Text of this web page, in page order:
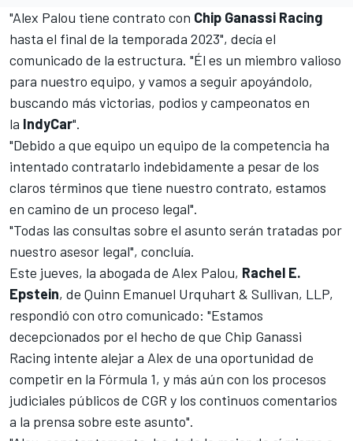
"Alex Palou tiene contrato con Chip Ganassi Racing
hasta el final de la temporada 2023", decía el
comunicado de la estructura. "Él es un miembro valioso
para nuestro equipo, y vamos a seguir apoyándolo,
buscando más victorias, podios y campeonatos en
la IndyCar".
"Debido a que equipo un equipo de la competencia ha
intentado contratarlo indebidamente a pesar de los
claros términos que tiene nuestro contrato, estamos
en camino de un proceso legal".
"Todas las consultas sobre el asunto serán tratadas por
nuestro asesor legal", concluía.
Este jueves, la abogada de Alex Palou, Rachel E.
Epstein, de Quinn Emanuel Urquhart & Sullivan, LLP,
respondió con otro comunicado: "Estamos
decepcionados por el hecho de que Chip Ganassi
Racing intente alejar a Alex de una oportunidad de
competir en la Fórmula 1, y más aún con los procesos
judiciales públicos de CGR y los continuos comentarios
a la prensa sobre este asunto".